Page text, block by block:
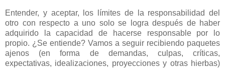
Entender, y aceptar, los límites de la responsabilidad del
otro con respecto a uno solo se logra después de haber
adquirido la capacidad de hacerse responsable por lo
propio. ¿Se entiende? Vamos a seguir recibiendo paquetes
ajenos (en forma de demandas, culpas, críticas,
expectativas, idealizaciones, proyecciones y otras hierbas)